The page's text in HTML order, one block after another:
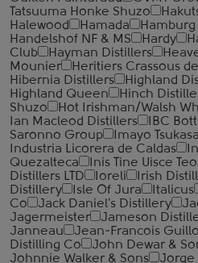
Tatsuuma Honke Shuzo
Halewood
Hamada
Handelshof NF & MS
Hardy
Club
Hayman Distillers
Mounier
Heritiers Crassous
Hibernia Distillers
Highland
Highland Queen
Hinch
Shuzo
Hot Irishman/Walsh
Ian Macleod Distillers
IBC
Saronno Group
Imayo Tsukasa
Industria Licorera de Caldas
Quezalteca
Inis Tine Uisce
Distillers LTD
Ioreli Irish
Distillery
Isle Of Jura Italicus
Co
Jack Daniel's Distillery
Jagermeister
Jameson
Janneau
Jean-Francois
Distilling Co
John Dewar &
Johnnie Walker & Sons
Jorge